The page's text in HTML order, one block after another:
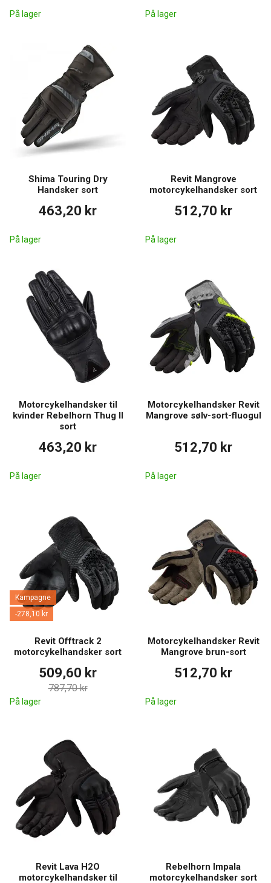
På lager På lager
Shima Touring Dry
Handsker sort
463,20 kr
På lager
Revit Mangrove
motorcykelhandsker sort
512,70 kr
På lager
Motorcykelhandsker til
kvinder Rebelhorn Thug II
sort
463,20 kr
På lager
Motorcykelhandsker Revit
Mangrove sølv-sort-fluogul
512,70 kr
På lager
Kampagne
-278,10 kr
Revit Offtrack 2
motorcykelhandsker sort
509,60 kr
787,70 kr
På lager
Motorcykelhandsker Revit
Mangrove brun-sort
512,70 kr
På lager
Revit Lava H2O
motorcykelhandsker til
Rebelhorn Impala
motorcykelhandsker sort